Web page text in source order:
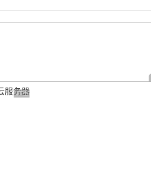
广告 商业广告，理性选择